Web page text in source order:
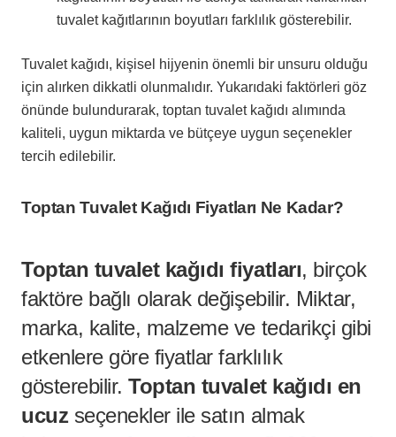
tuvalet kağıtlarının boyutları farklılık gösterebilir.
Tuvalet kağıdı, kişisel hijyenin önemli bir unsuru olduğu
için alırken dikkatli olunmalıdır. Yukarıdaki faktörleri göz
önünde bulundurarak, toptan tuvalet kağıdı alımında
kaliteli, uygun miktarda ve bütçeye uygun seçenekler
tercih edilebilir.
Toptan Tuvalet Kağıdı Fiyatları Ne Kadar?
Toptan tuvalet kağıdı fiyatları, birçok
faktöre bağlı olarak değişebilir. Miktar,
marka, kalite, malzeme ve tedarikçi gibi
etkenlere göre fiyatlar farklılık
gösterebilir.Toptan tuvalet kağıdı en
ucuzseçenekler ile satın almak